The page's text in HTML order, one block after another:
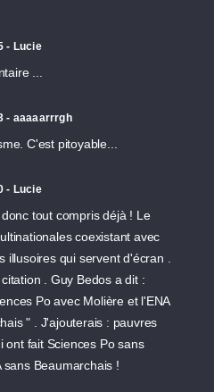
- Lucie
...
- aaaaarrrgh
C'est pitoyable...
- Lucie
tout compris déjà ! Le
coexistant avec
illusoires qui servent d'écran .
. Guy Bedos a dit :
Po avec Molière et l'ENA
" . J'ajouterais : pauvres
ont fait Sciences Po sans
sans Beaumarchais !